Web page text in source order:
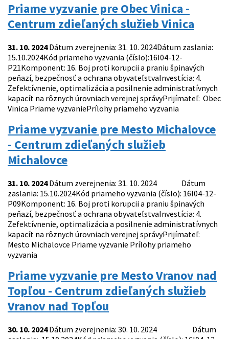
Priame vyzvanie pre Obec Vinica -
Centrum zdieľaných služieb Vinica
31. 10. 2024Dátum zverejnenia: 31. 10. 2024Dátum zaslania:
15.10.2024Kód priameho vyzvania (číslo):16I04-12-
P21Komponent: 16. Boj proti korupcii a praniu špinavých
peňazí, bezpečnosť a ochrana obyvateľstvaInvestícia: 4.
Zefektívnenie, optimalizácia a posilnenie administratívnych
kapacít na rôznych úrovniach verejnej správyPrijímateľ: Obec
Vinica Priame vyzvaniePrílohy priameho vyzvania
Priame vyzvanie pre Mesto Michalovce
- Centrum zdieľaných služieb
Michalovce
31. 10. 2024Dátum zverejnenia: 31. 10. 2024 Dátum
zaslania: 15.10.2024Kód priameho vyzvania (číslo): 16I04-12-
P09Komponent: 16. Boj proti korupcii a praniu špinavých
peňazí, bezpečnosť a ochrana obyvateľstvaInvestícia: 4.
Zefektívnenie, optimalizácia a posilnenie administratívnych
kapacít na rôznych úrovniach verejnej správyPrijímateľ:
Mesto Michalovce Priame vyzvanie Prílohy priameho
vyzvania
Priame vyzvanie pre Mesto Vranov nad
Topľou - Centrum zdieľaných služieb
Vranov nad Topľou
30. 10. 2024Dátum zverejnenia: 30. 10. 2024 Dátum